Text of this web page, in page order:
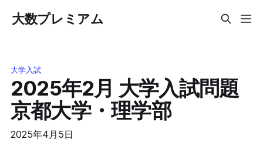
大数プレミアム
大学入試
2025年2月 大学入試問題
京都大学・理学部
2025年4月5日